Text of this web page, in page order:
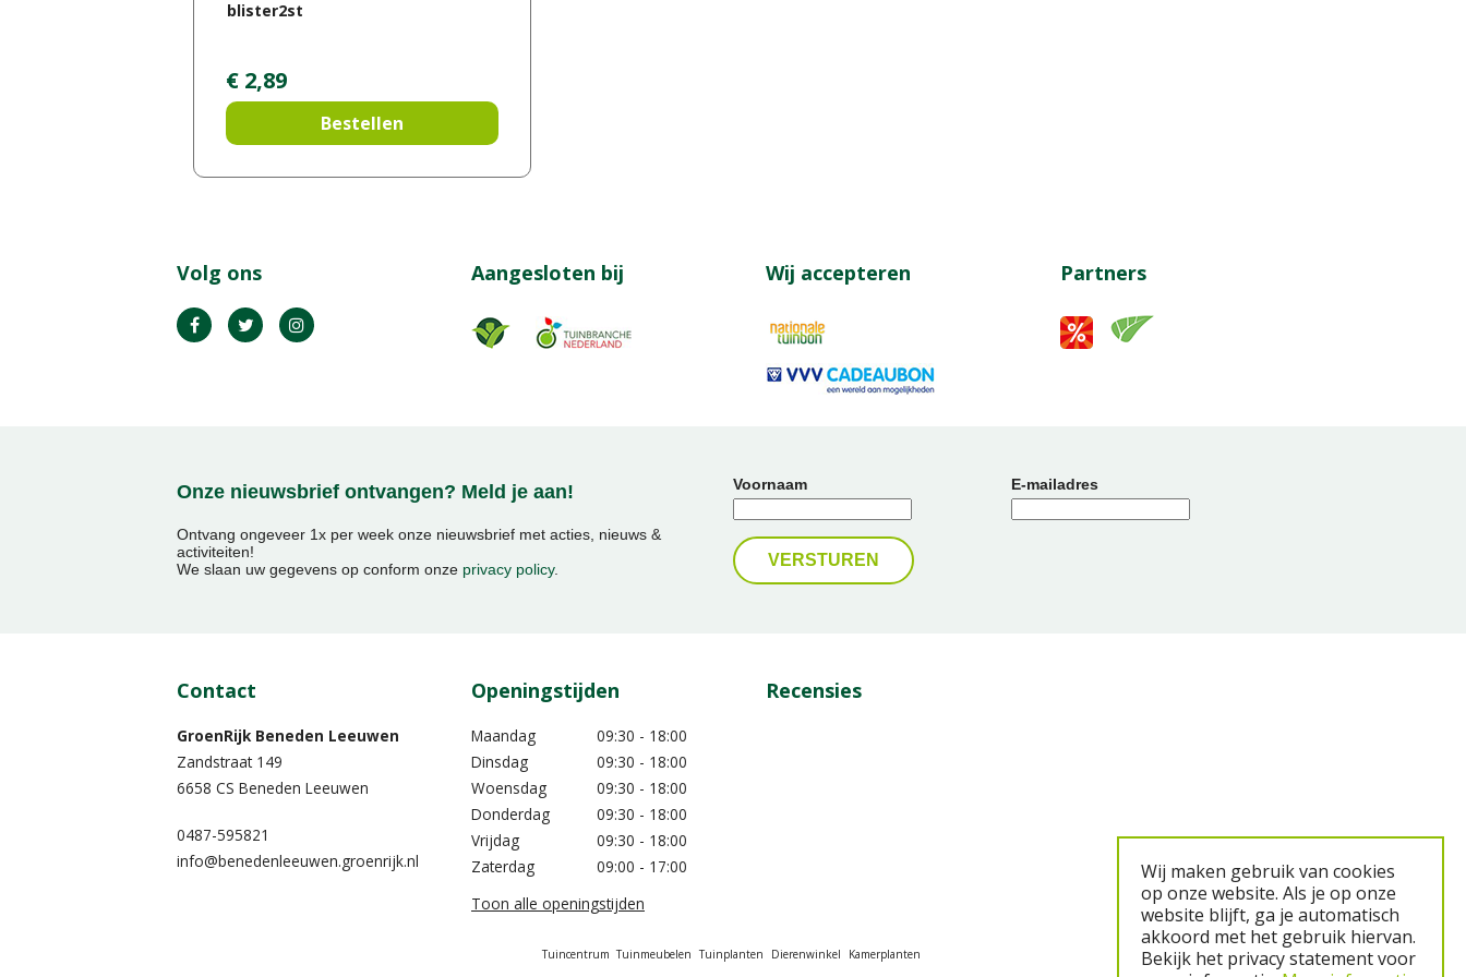
blister2st
€ 2,89
Bestellen
Volg ons Aangesloten bij Wij accepteren Partners
Onze nieuwsbrief ontvangen? Meld je aan!
Ontvang ongeveer 1x per week onze nieuwsbrief met acties, nieuws &
activiteiten!
We slaan uw gegevens op conform onze privacy policy.
Voornaam E-mailadres
Contact
GroenRijk Beneden Leeuwen​
Zandstraat 149
6658 CS Beneden Leeuwen
0487-595821
info@benedenleeuwen.groenrijk.nl
Openingstijden
Maandag
09:30 - 18:00
Dinsdag
09:30 - 18:00
Woensdag
09:30 - 18:00
Donderdag
09:30 - 18:00
Vrijdag
09:30 - 18:00
Zaterdag
09:00 - 17:00
Toon alle openingstijden
Recensies
Tuincentrum Tuinmeubelen Tuinplanten Dierenwinkel Kamerplanten
Wij maken gebruik van cookies
op onze website. Als je op onze
website blijft, ga je automatisch
akkoord met het gebruik hiervan.
Bekijk het privacy statement voor